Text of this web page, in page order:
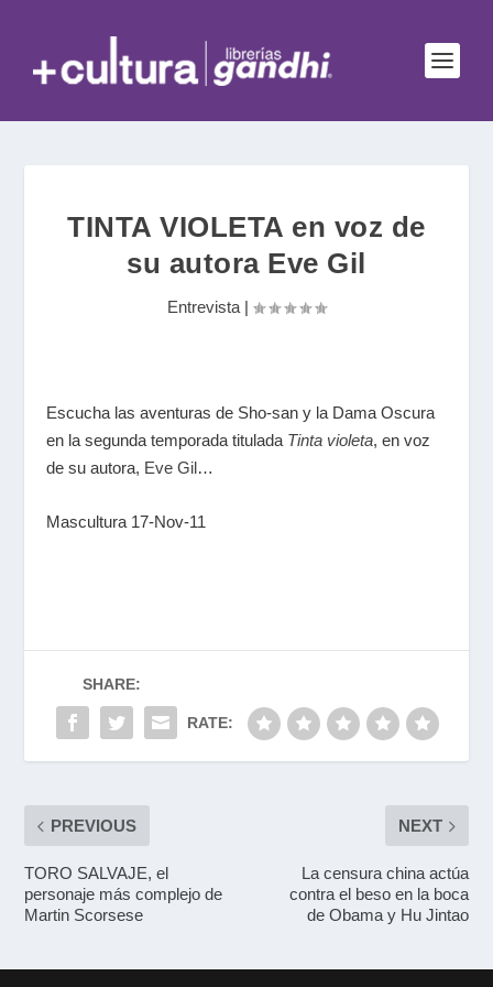
TINTA VIOLETA en voz de
su autora Eve Gil
Entrevista |
Escucha las aventuras de Sho-san y la Dama Oscura
en la segunda temporada titulada Tinta violeta, en voz
de su autora, Eve Gil…
Mascultura 17-Nov-11
SHARE:
RATE:
PREVIOUS
TORO SALVAJE, el
personaje más complejo de
Martin Scorsese
NEXT
La censura china actúa
contra el beso en la boca
de Obama y Hu Jintao